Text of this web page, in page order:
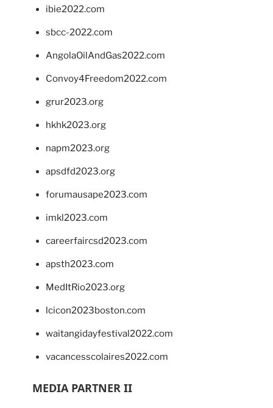
ibie2022.com
sbcc-2022.com
AngolaOilAndGas2022.com
Convoy4Freedom2022.com
grur2023.org
hkhk2023.org
napm2023.org
apsdfd2023.org
forumausape2023.com
imkl2023.com
careerfaircsd2023.com
apsth2023.com
MedItRio2023.org
lcicon2023boston.com
waitangidayfestival2022.com
vacancesscolaires2022.com
MEDIA PARTNER II